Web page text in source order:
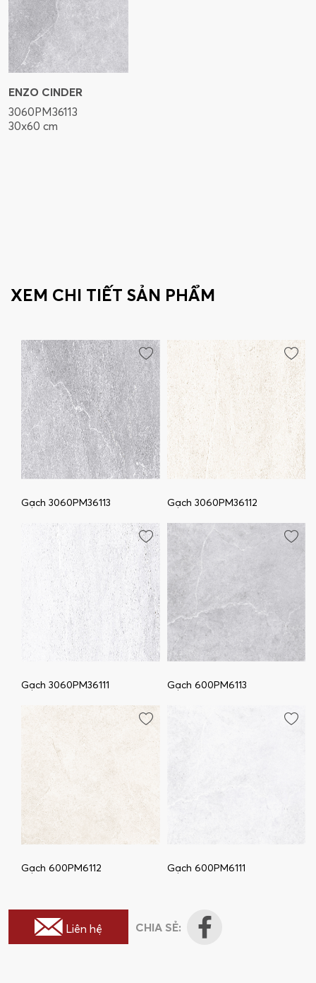
ENZO CINDER
3060PM36113
30x60 cm
XEM CHI TIẾT SẢN PHẨM
Gạch 3060PM36113 Gạch 3060PM36112
Gạch 3060PM36111 Gạch 600PM6113
Gạch 600PM6112 Gạch 600PM6111
Liên hệ CHIA SẺ: